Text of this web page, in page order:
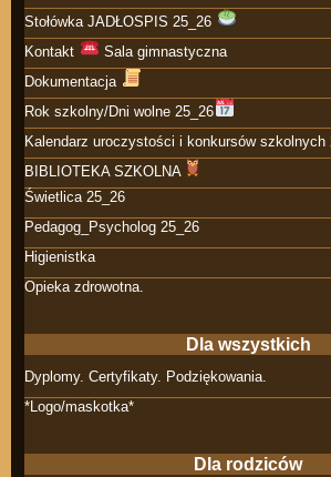
Stołówka JADŁOSPIS 25_26
Kontakt
Sala gimnastyczna
Dokumentacja
Rok szkolny/Dni wolne 25_26
Kalendarz uroczystości i konkursów szkolnych
BIBLIOTEKA SZKOLNA
Świetlica 25_26
Pedagog_Psycholog 25_26
Higienistka
Opieka zdrowotna.
Dla wszystkich
Dyplomy. Certyfikaty. Podziękowania.
*Logo/maskotka*
Dla rodziców